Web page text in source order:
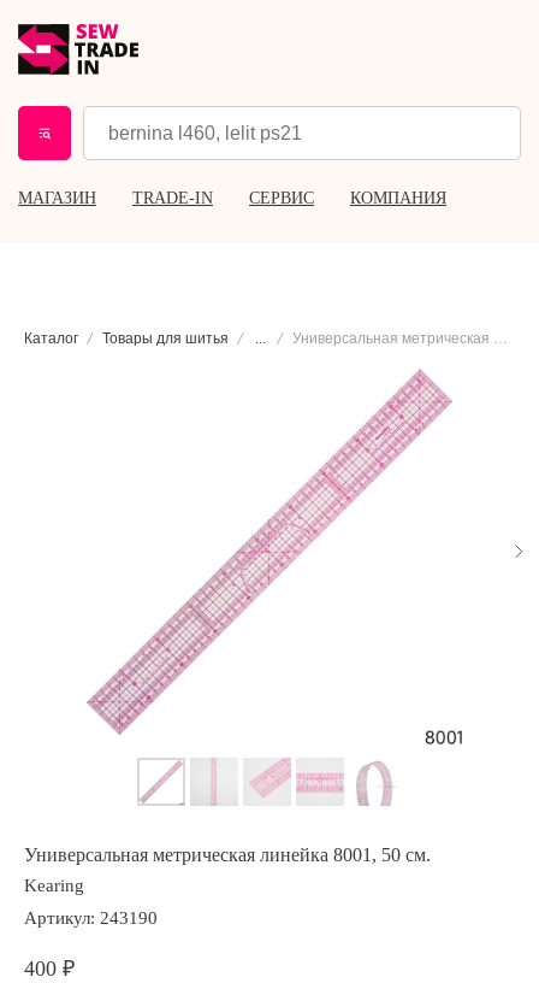
МАГАЗИН TRADE-IN СЕРВИС КОМПАНИЯ
Каталог Товары для шитья ... Универсальная метрическая линейка 8001, 50 см.
Универсальная метрическая линейка 8001, 50 см.
Kearing
Артикул: 243190
400 ₽